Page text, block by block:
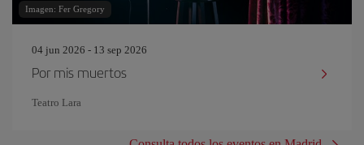
Imagen: Fer Gregory
04 jun 2026 - 13 sep 2026
Por mis muertos
Teatro Lara